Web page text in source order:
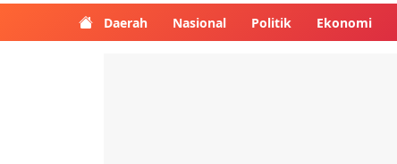
Daerah Nasional Politik Ekonomi